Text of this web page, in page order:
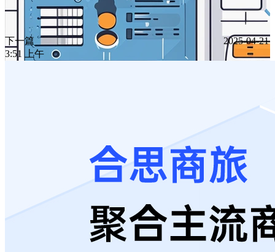
下一篇
2025-04-21
3:51 上午